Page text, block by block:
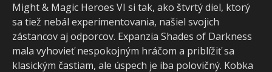
Might & Magic Heroes VI si tak, ako štvrtý diel, ktorý
sa tiež nebál experimentovania, našiel svojich
zástancov aj odporcov. Expanzia Shades of Darkness
mala vyhovieť nespokojným hráčom a priblížiť sa
klasickým častiam, ale úspech je iba polovičný. Kobka